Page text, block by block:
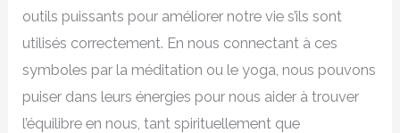
outils puissants pour améliorer notre vie s’ils sont
utilisés correctement. En nous connectant à ces
symboles par la méditation ou le yoga, nous pouvons
puiser dans leurs énergies pour nous aider à trouver
l’équilibre en nous, tant spirituellement que